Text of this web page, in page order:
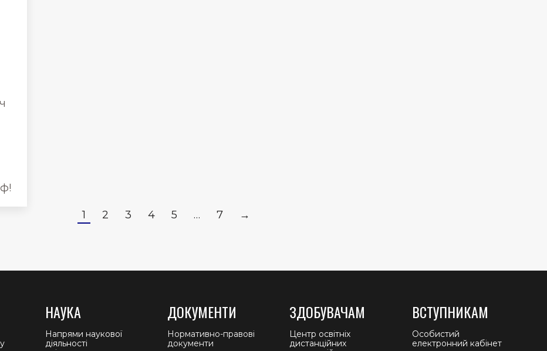
1 2 3 4 5 … 7 →
НАУКА
Напрями наукової
діяльності
ДОКУМЕНТИ
Нормативно-правові
документи
ЗДОБУВАЧАМ
Центр освітніх
дистанційних
ВСТУПНИКАМ
Особистий
електронний кабінет